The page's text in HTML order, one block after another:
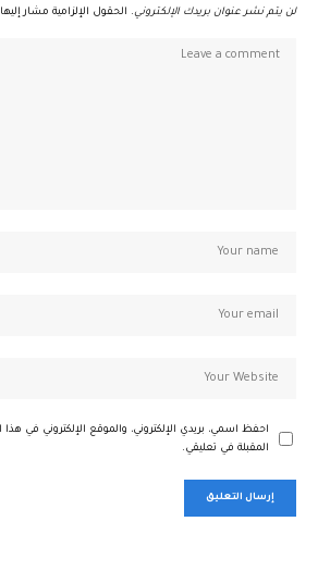
لن يتم نشر عنوان بريدك الإلكتروني. الحقول الإلزامية مشار إليها
احفظ اسمي، بريدي الإلكتروني، والموقع الإلكتروني في
المقبلة في تعليقي.